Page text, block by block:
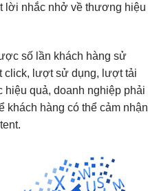
lời nhắc nhở về thương hiệu
số lần khách hàng sử
click, lượt sử dụng, lượt tải
quả, doanh nghiệp phải
khách hàng có thể cảm nhận